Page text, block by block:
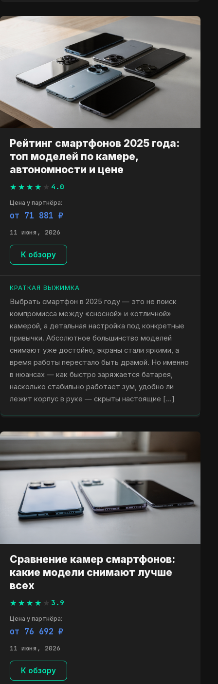
Рейтинг смартфонов 2025 года:
топ моделей по камере,
автономности и цене
4.0
Цена у партнёра:
от 71 881 ₽
11 июня, 2026
К обзору
КРАТКАЯ ВЫЖИМКА
Выбрать смартфон в 2025 году — это не поиск
компромисса между «сносной» и «отличной»
камерой, а детальная настройка под конкретные
привычки. Абсолютное большинство моделей
снимают уже достойно, экраны стали яркими, а
время работы перестало быть драмой. Но именно
в нюансах — как быстро заряжается батарея,
насколько стабильно работает зум, удобно ли
лежит корпус в руке — скрыты настоящие […]
Сравнение камер смартфонов:
какие модели снимают лучше
всех
3.9
Цена у партнёра:
от 76 692 ₽
11 июня, 2026
К обзору